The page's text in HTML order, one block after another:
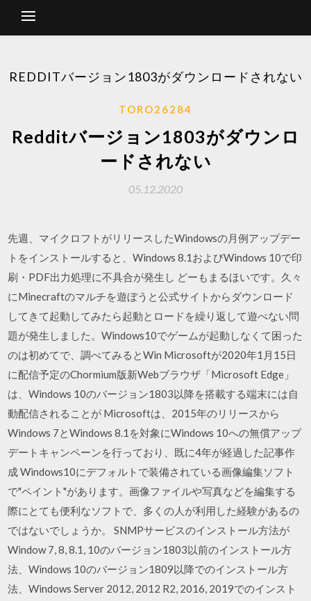
REDDITバージョン1803がダウンロードされない
TORO26284
Redditバージョン1803がダウンロ
ードされない
05.12.2020
先週、マイクロフトがリリースしたWindowsの月例アップデー
トをインストールすると、Windows 8.1およびWindows 10で印
刷・PDF出力処理に不具合が発生し どーもまるほいです。久々
にMinecraftのマルチを遊ぼうと公式サイトからダウンロード
してきて起動してみたら起動とロードを繰り返して遊べない問
題が発生しました。Windows10でゲームが起動しなくて困った
のは初めてで、調べてみるとWin Microsoftが2020年1月15日
に配信予定のChormium版新Webブラウザ「Microsoft Edge」
は、Windows 10のバージョン1803以降を搭載する端末には自
動配信されることが Microsoftは、2015年のリリースから
Windows 7とWindows 8.1を対象にWindows 10への無償アップ
デートキャンペーンを行っており、既に4年が経過した記事作
成 Windows10にデフォルトで装備されている画像編集ソフト
で"ペイント"があります。画像ファイルや写真などを編集する
際にとても便利なソフトで、多くの人が利用した経験があるの
ではないでしょうか。 SNMPサービスのインストール方法が
Window 7, 8, 8.1, 10のバージョン1803以前のインストール方
法、Windows 10のバージョン1809以降でのインストール方
法、Windows Server 2012, 2012 R2, 2016, 2019でのインスト